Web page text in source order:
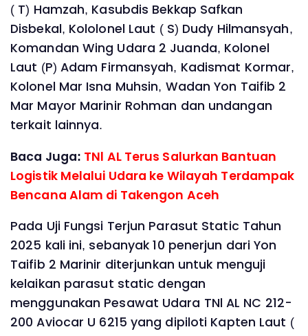
( T) Hamzah, Kasubdis Bekkap Safkan
Disbekal, Kololonel Laut ( S) Dudy Hilmansyah,
Komandan Wing Udara 2 Juanda, Kolonel
Laut (P) Adam Firmansyah, Kadismat Kormar,
Kolonel Mar Isna Muhsin, Wadan Yon Taifib 2
Mar Mayor Marinir Rohman dan undangan
terkait lainnya.
Baca Juga: TNl AL Terus Salurkan Bantuan
Logistik Melalui Udara ke Wilayah Terdampak
Bencana Alam di Takengon Aceh
Pada Uji Fungsi Terjun Parasut Static Tahun
2025 kali ini, sebanyak 10 penerjun dari Yon
Taifib 2 Marinir diterjunkan untuk menguji
kelaikan parasut static dengan
menggunakan Pesawat Udara TNl AL NC 212-
200 Aviocar U 6215 yang dipiloti Kapten Laut (